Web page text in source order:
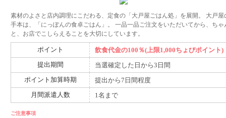
素材のよさと店内調理にこだわる、定食の「大戸屋ごはん処」を展開。 大戸屋
手本は、「にっぽんの食卓ごはん」。 一品一品ご注文をいただいてから、ちゃ
と、お店でこしらえることを大切にしています。
ポイント
飲食代金の100％(上限1,000ちょびポイント)
提出期間
当選確定した日から3日間
ポイント加算時期
提出から7日間程度
月間派遣人数
1名まで
ご注意事項